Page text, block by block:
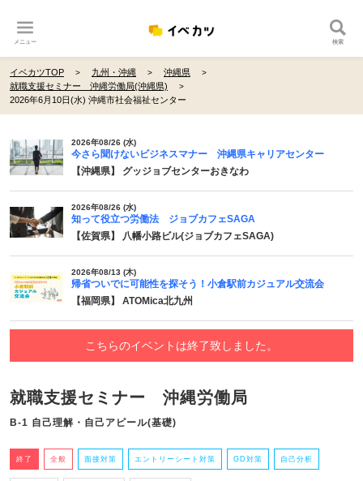
メニュー 検索
イベカツTOP 九州・沖縄
沖縄県
就職支援セミナー 沖縄労働局(沖縄県)
2026年6月10日(水) 沖縄市社会福祉センター
2026年08/26 (水)
今さら聞けないビジネスマナー 沖縄県キャリアセンター
【沖縄県】 グッジョブセンターおきなわ
2026年08/26 (水)
知って役立つ労働法 ジョブカフェSAGA
【佐賀県】 八幡小路ビル(ジョブカフェSAGA)
2026年08/13 (木)
帰省ついでに可能性を探そう！小倉駅前カジュアル交流会
【福岡県】 ATOMica北九州
こちらのイベントは終了致しました。
就職支援セミナー 沖縄労働局
B-1 自己理解・自己アピール(基礎)
終了 全般 面接対策 エントリーシート対策 GD対策 自己分析